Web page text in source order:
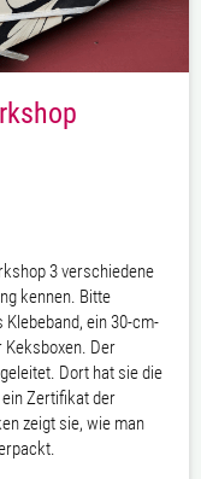
3 verschiedene
kennen. Bitte
ein 30-cm-
Keksboxen. Der
Dort hat sie die
Zertifikat der
zeigt sie, wie man